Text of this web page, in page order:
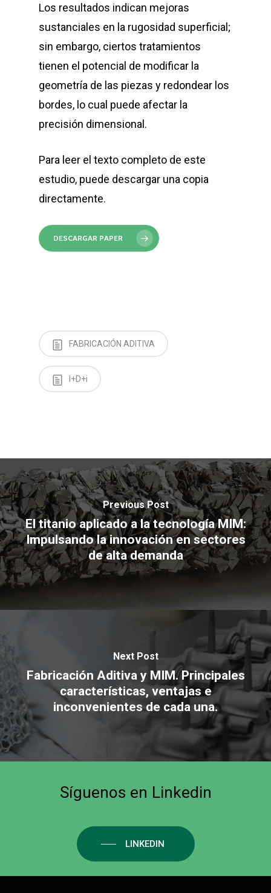
Los resultados indican mejoras
sustanciales en la rugosidad superficial;
sin embargo, ciertos tratamientos
tienen el potencial de modificar la
geometría de las piezas y redondear los
bordes, lo cual puede afectar la
precisión dimensional.
Para leer el texto completo de este
estudio, puede descargar una copia
directamente.
DESCARGAR PAPER
FABRICACIÓN ADITIVA
I+D+i
Previous Post
El titanio aplicado a la tecnología MIM:
Impulsando la innovación en sectores
de alta demanda
Next Post
Fabricación Aditiva y MIM. Principales
características, ventajas e
inconvenientes de cada una.
Síguenos en Linkedin
LINKEDIN